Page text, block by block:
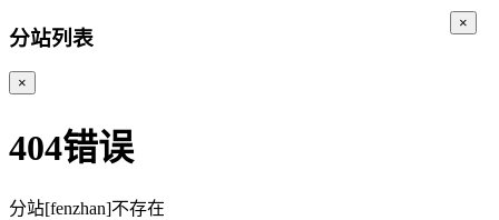
分站列表
×
404错误
分站[fenzhan]不存在
×